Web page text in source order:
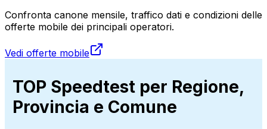
Confronta canone mensile, traffico dati e condizioni delle
offerte mobile dei principali operatori.
Vedi offerte mobile
TOP Speedtest per Regione,
Provincia e Comune